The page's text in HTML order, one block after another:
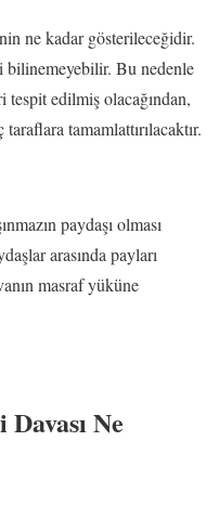
ne kadar gösterileceğidir.
bilinemeyebilir. Bu nedenle
tespit edilmiş olacağından,
tamamlattırılacaktır.
paydaşı olması
arasında payları
masraf yüküne
Ne